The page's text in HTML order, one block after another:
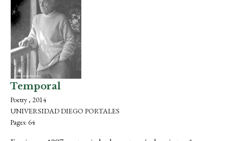
Temporal
Poetry , 2014
UNIVERSIDAD DIEGO PORTALES
Pages: 64